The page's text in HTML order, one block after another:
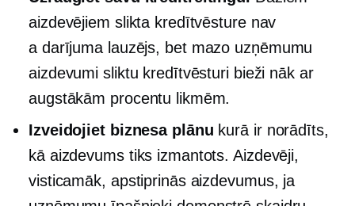
aizdevējiem slikta kredītvēsture nav
a darījuma lauzējs, bet mazo uzņēmumu
aizdevumi sliktu kredītvēsturi bieži nāk ar
augstākām procentu likmēm.
Izveidojiet biznesa plānu kurā ir norādīts,
kā aizdevums tiks izmantots. Aizdevēji,
visticamāk, apstiprinās aizdevumus, ja